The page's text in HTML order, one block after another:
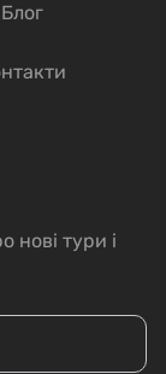
Блог
нові тури і